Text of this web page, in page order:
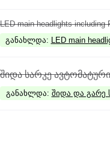
LED main headlights including
განახლდა: LED main
შიდა სარკე
განახლდა: შიდა და გარე